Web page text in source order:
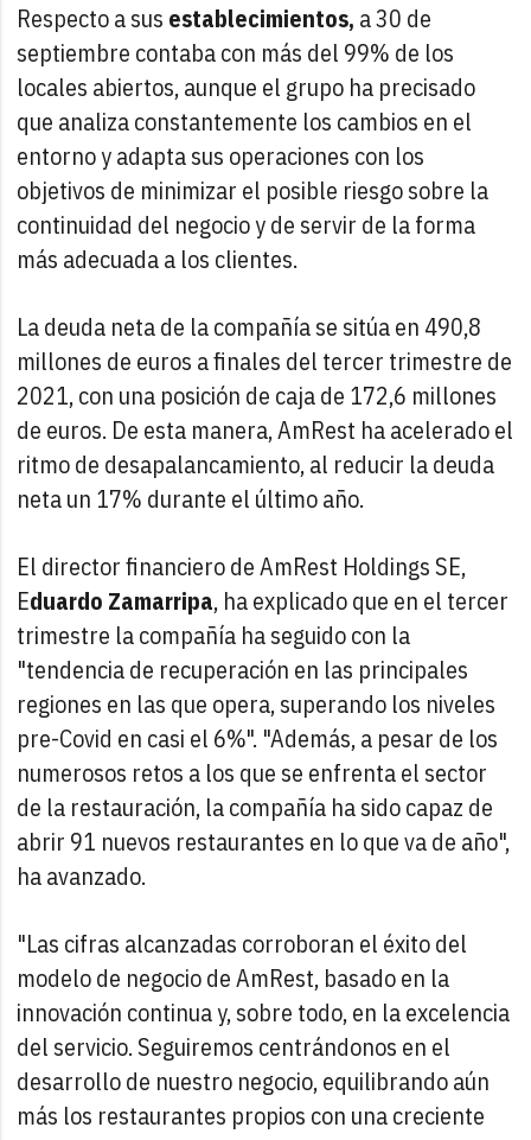
Respecto a sus establecimientos, a 30 de
septiembre contaba con más del 99% de los
locales abiertos, aunque el grupo ha precisado
que analiza constantemente los cambios en el
entorno y adapta sus operaciones con los
objetivos de minimizar el posible riesgo sobre la
continuidad del negocio y de servir de la forma
más adecuada a los clientes.
La deuda neta de la compañía se sitúa en 490,8
millones de euros a finales del tercer trimestre de
2021, con una posición de caja de 172,6 millones
de euros. De esta manera, AmRest ha acelerado el
ritmo de desapalancamiento, al reducir la deuda
neta un 17% durante el último año.
El director financiero de AmRest Holdings SE,
Eduardo Zamarripa, ha explicado que en el tercer
trimestre la compañía ha seguido con la
"tendencia de recuperación en las principales
regiones en las que opera, superando los niveles
pre-Covid en casi el 6%". "Además, a pesar de los
numerosos retos a los que se enfrenta el sector
de la restauración, la compañía ha sido capaz de
abrir 91 nuevos restaurantes en lo que va de año",
ha avanzado.
"Las cifras alcanzadas corroboran el éxito del
modelo de negocio de AmRest, basado en la
innovación continua y, sobre todo, en la excelencia
del servicio. Seguiremos centrándonos en el
desarrollo de nuestro negocio, equilibrando aún
más los restaurantes propios con una creciente